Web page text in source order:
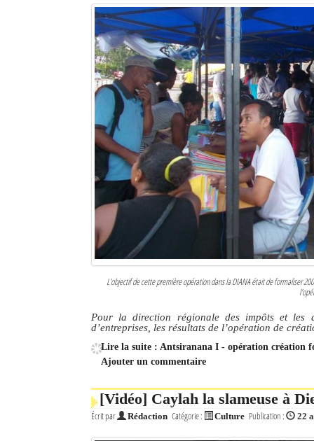
L'objectif de cette première opération dans la DIANA était de formaliser
Pour la direction régionale des impôts et les
d’entreprises, les résultats de l’opération de
Lire la suite : Antsiranana I - opération création
Ajouter un commentaire
[Vidéo] Caylah la slameuse à
Écrit par Rédaction Catégorie : Culture Publication : 22